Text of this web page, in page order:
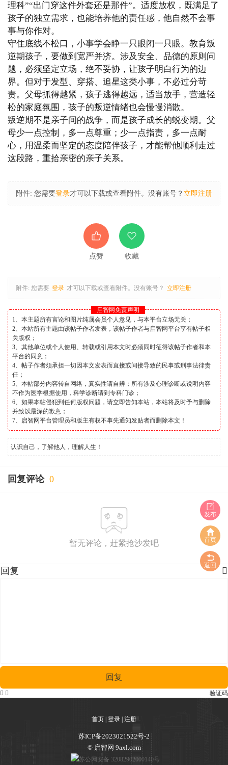
理科”“出门穿这件外套还是那件”。适度放权，既满足了
孩子的独立需求，也能培养他的责任感，他自然不会事
事与你作对。
守住底线不松口，小事学会睁一只眼闭一只眼。教育叛
逆期孩子，要做到宽严并济。涉及安全、品德的原则问
题，必须坚定立场，绝不妥协，让孩子明白行为的边
界。但对于发型、穿搭、追星这类小事，不必过分苛
责。父母抓得越紧，孩子逃得越远，适当放手，营造轻
松的家庭氛围，孩子的叛逆情绪也会慢慢消散。
叛逆期不是亲子间的战争，而是孩子成长的蜕变期。父
母少一点控制，多一点尊重；少一点指责，多一点耐
心，用温柔而坚定的态度陪伴孩子，才能帮他顺利走过
这段路，重拾亲密的亲子关系。
附件: 您需要登录才可以下载或查看附件。没有账号？ 立即注册
点赞 收藏
附件: 您需要 登录 才可以下载或查看附件。没有账号？ 立即注册
启智网免责声明
1、本主题所有言论和图片纯属会员个人意见，与本平台立场无关；
2、本站所有主题由该帖子作者发表，该帖子作者与启智网平台享有帖子相
关版权；
3、其他单位或个人使用、转载或引用本文时必须同时征得该帖子作者和本
平台的同意；
4、帖子作者须承担一切因本文发表而直接或间接导致的民事或刑事法律责
任；
5、本帖部分内容转自网络，真实性请自辨；所有涉及心理诊断或说明内容
不作为医学根据使用，科学诊断请到专科门诊；
6、如果本帖侵犯到任何版权问题，请立即告知本站，本站将及时予与删除
并致以最深的歉意；
7、启智网平台管理员和版主有权不事先通知发贴者而删除本文！
认识自己，了解他人，理解人生！
回复评论 0
暂无评论，赶紧抢沙发吧
发布
首页
返回

回复
回复
验证码
 
首页 登录 注册
苏ICP备2023021522号-2
© 启智网 9axl.com
苏公网安备 32082902000140号